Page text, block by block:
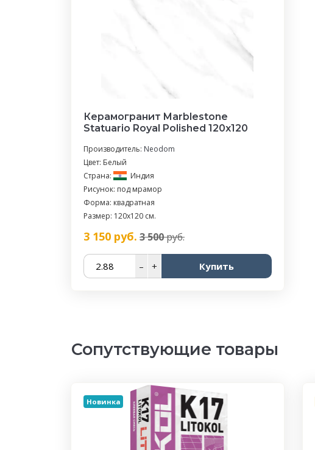
Керамогранит Marblestone
Statuario Royal Polished 120x120
Производитель: Neodom
Цвет: Белый
Страна:
Индия
Рисунок: под мрамор
Форма: квадратная
Размер: 120x120 см.
3 150 руб. 3 500руб.
– + Купить
Сопутствующие товары
Новинка